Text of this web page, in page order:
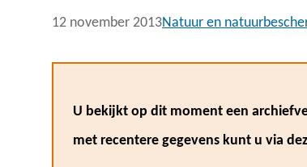
12 november 2013Natuur en
U bekijkt op dit moment een
met recentere gegevens kunt u via